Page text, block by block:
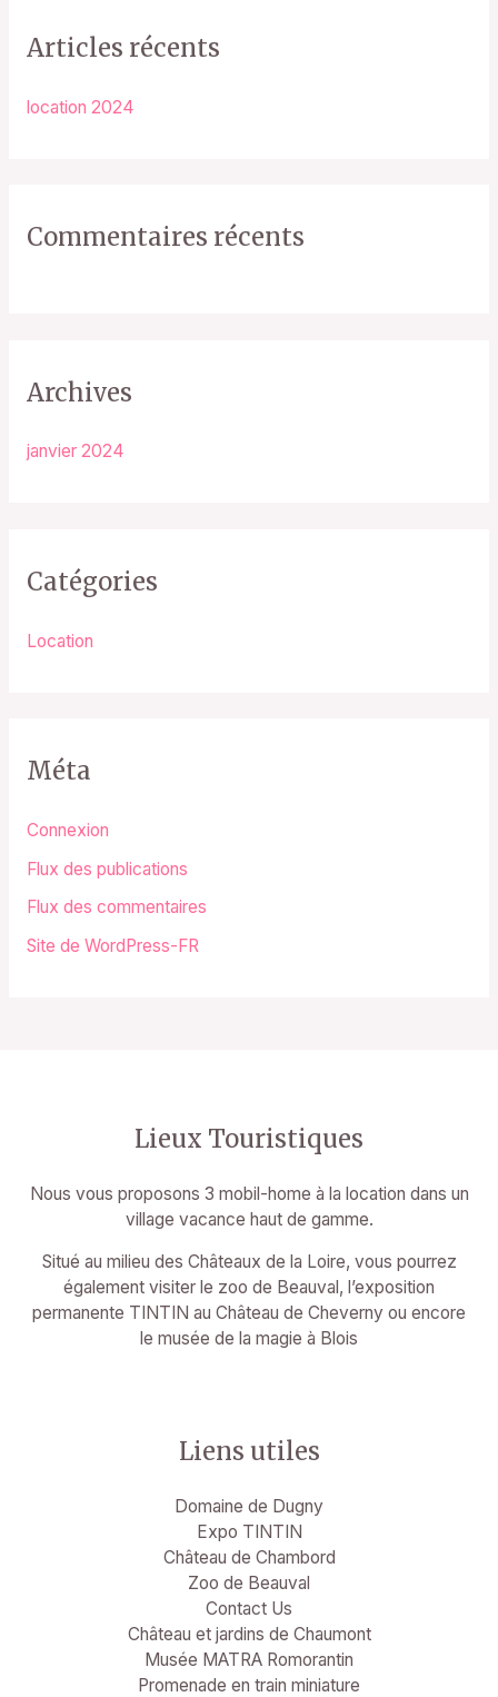
e
c
Articles récents
location 2024
Commentaires récents
Archives
janvier 2024
Catégories
Location
Méta
Connexion
Flux des publications
Flux des commentaires
Site de WordPress-FR
Lieux Touristiques
Nous vous proposons 3 mobil-home à la location dans un
village vacance haut de gamme.
Situé au milieu des Châteaux de la Loire, vous pourrez
également visiter le zoo de Beauval, l’exposition
permanente TINTIN au Château de Cheverny ou encore
le musée de la magie à Blois
Liens utiles
Domaine de Dugny
Expo TINTIN
Château de Chambord
Zoo de Beauval
Contact Us
Château et jardins de Chaumont
Musée MATRA Romorantin
Promenade en train miniature